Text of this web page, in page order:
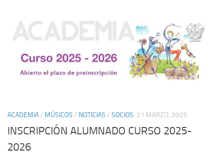
ACADEMIA/ MÚSICOS / NOTICIAS / SOCIOS 21 MARZO, 2025
INSCRIPCIÓN ALUMNADO CURSO 2025-
2026